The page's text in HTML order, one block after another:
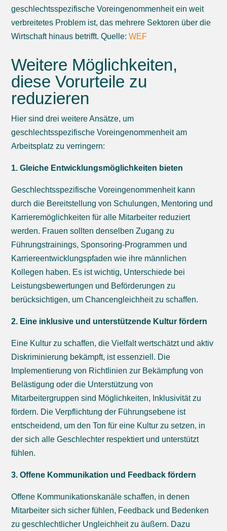
geschlechtsspezifische Voreingenommenheit ein weit
verbreitetes Problem ist, das mehrere Sektoren über die
Wirtschaft hinaus betrifft. Quelle:WEF
Weitere Möglichkeiten,
diese Vorurteile zu
reduzieren
Hier sind drei weitere Ansätze, um
geschlechtsspezifische Voreingenommenheit am
Arbeitsplatz zu verringern:
1. Gleiche Entwicklungsmöglichkeiten bieten
Geschlechtsspezifische Voreingenommenheit kann
durch die Bereitstellung von Schulungen, Mentoring und
Karrieremöglichkeiten für alle Mitarbeiter reduziert
werden. Frauen sollten denselben Zugang zu
Führungstrainings, Sponsoring-Programmen und
Karriereentwicklungspfaden wie ihre männlichen
Kollegen haben. Es ist wichtig, Unterschiede bei
Leistungsbewertungen und Beförderungen zu
berücksichtigen, um Chancengleichheit zu schaffen.
2. Eine inklusive und unterstützende Kultur fördern
Eine Kultur zu schaffen, die Vielfalt wertschätzt und aktiv
Diskriminierung bekämpft, ist essenziell. Die
Implementierung von Richtlinien zur Bekämpfung von
Belästigung oder die Unterstützung von
Mitarbeitergruppen sind Möglichkeiten, Inklusivität zu
fördern. Die Verpflichtung der Führungsebene ist
entscheidend, um den Ton für eine Kultur zu setzen, in
der sich alle Geschlechter respektiert und unterstützt
fühlen.
3. Offene Kommunikation und Feedback fördern
Offene Kommunikationskanäle schaffen, in denen
Mitarbeiter sich sicher fühlen, Feedback und Bedenken
zu geschlechtlicher Ungleichheit zu äußern. Dazu